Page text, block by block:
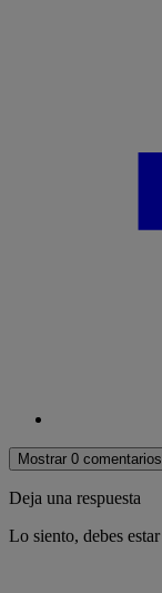
Mostrar 0 comentarios
Deja una respuesta
Lo siento, debes estar